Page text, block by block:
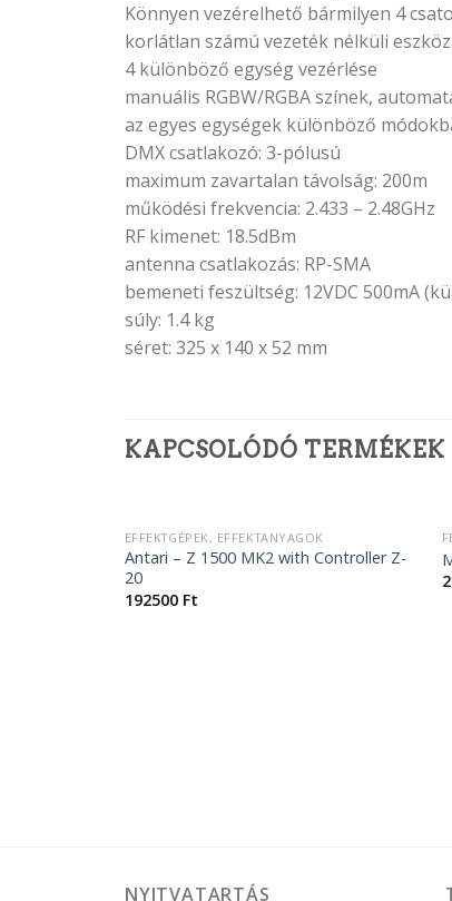
Könnyen vezérelhető bármilyen 4
korlátlan számú vezeték nélküli
4 különböző egység vezérlése
manuális RGBW/RGBA színek,
az egyes egységek különböző
DMX csatlakozó: 3-pólusú
maximum zavartalan távolság: 200m
működési frekvencia: 2.433 – 2.48GHz
RF kimenet: 18.5dBm
antenna csatlakozás: RP-SMA
bemeneti feszültség: 12VDC 500mA
súly: 1.4 kg
séret: 325 x 140 x 52 mm
KAPCSOLÓDÓ TERMÉKEK
ELFOGYOTT
EFFEKTGÉPEK, EFFEKTANYAGOK
Antari – Z 1500 MK2 with Controller Z-
20
192500 Ft
NYITVATARTÁS